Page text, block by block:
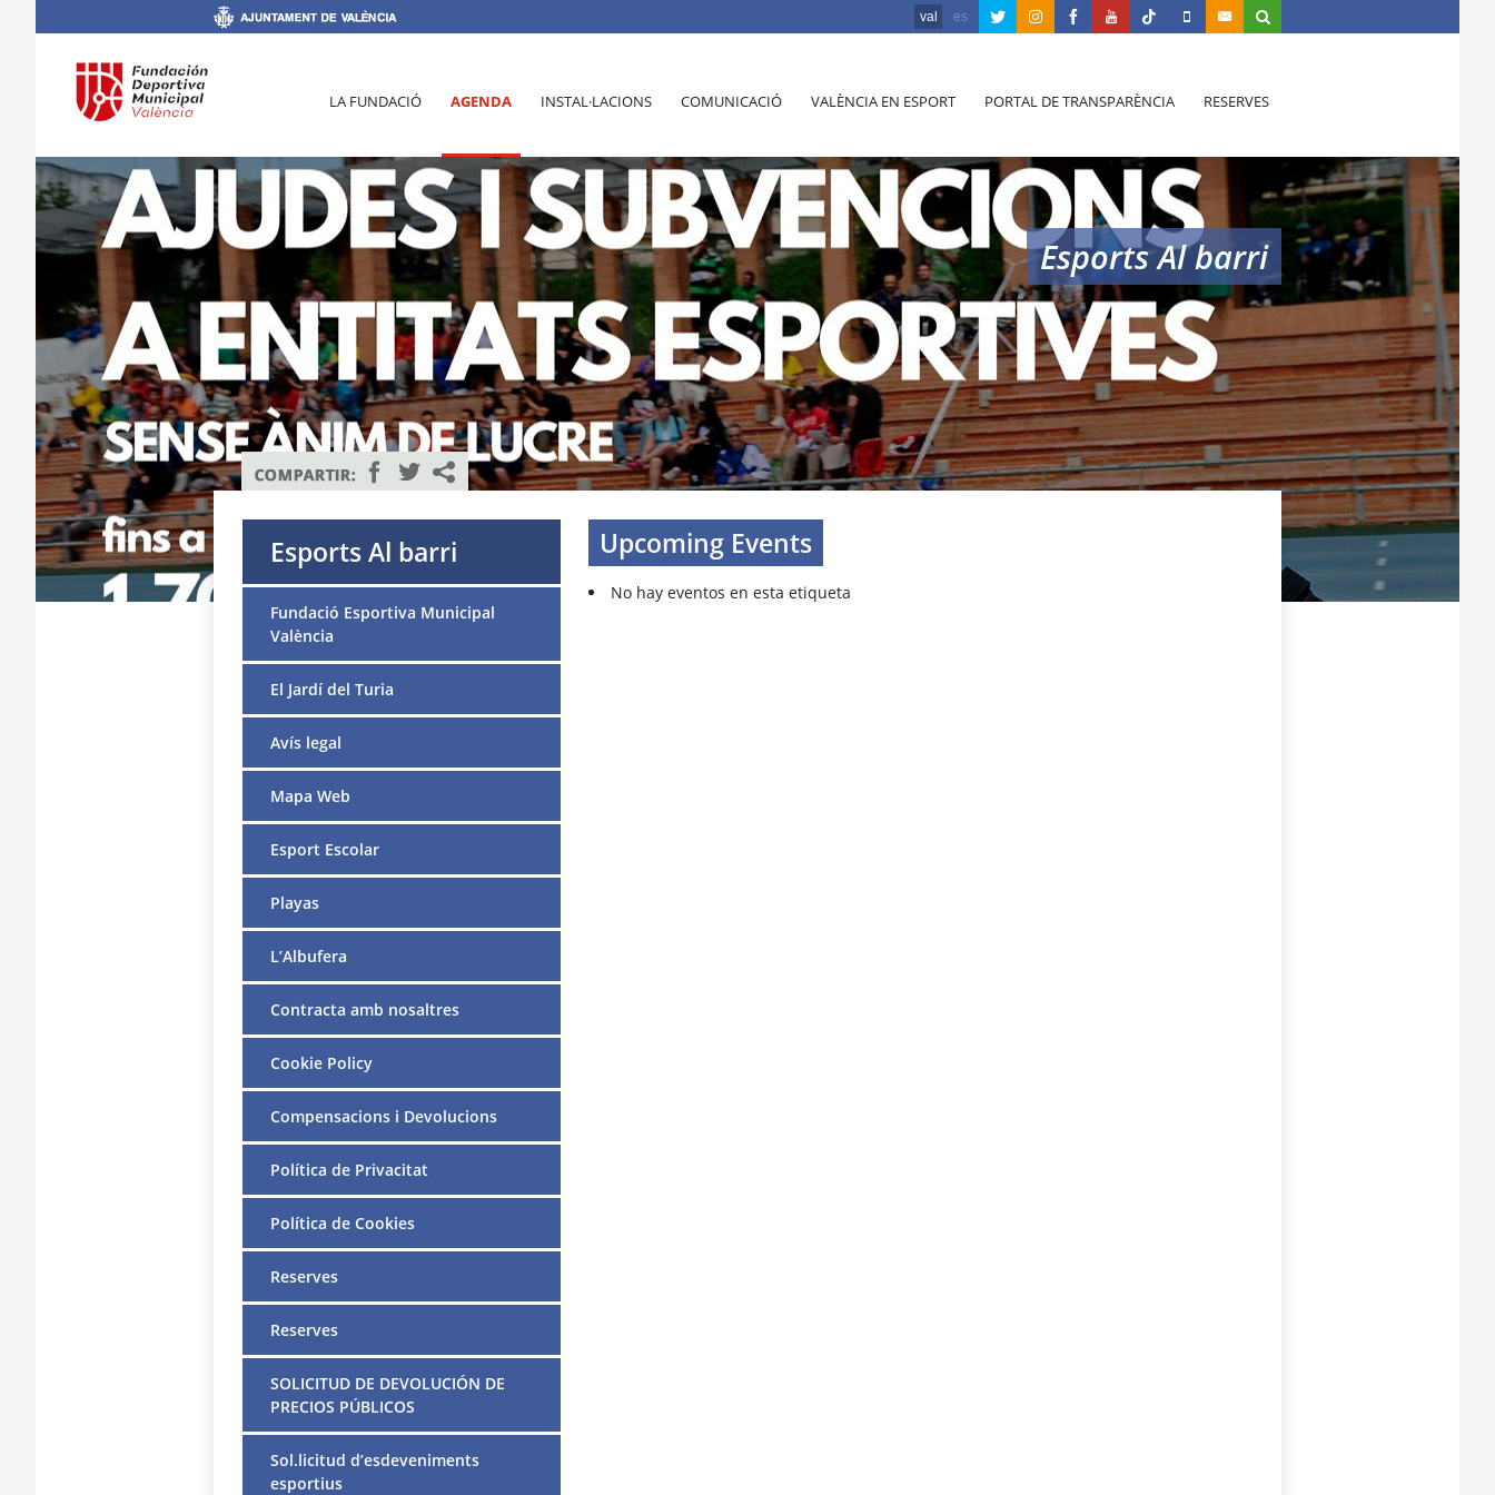
val es
LA FUNDACIÓ AGENDA INSTAL·LACIONS COMUNICACIÓ VALÈNCIA EN ESPORT PORTAL DE TRANSPARÈNCIA RESERVES
Esports Al barri
Upcoming Events
No hay eventos en esta etiqueta
Esports Al barri
Fundació Esportiva Municipal
València
El Jardí del Turia
Avís legal
Mapa Web
Esport Escolar
Playas
L’Albufera
Contracta amb nosaltres
Cookie Policy
Compensacions i Devolucions
Política de Privacitat
Política de Cookies
Reserves
Reserves
SOLICITUD DE DEVOLUCIÓN DE
PRECIOS PÚBLICOS
Sol.licitud d’esdeveniments
esportius